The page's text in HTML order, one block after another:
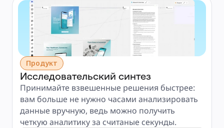
Продукт
Исследовательский синтез
Принимайте взвешенные решения быстрее:
вам больше не нужно часами анализировать
данные вручную, ведь можно получить
четкую аналитику за считаные секунды.